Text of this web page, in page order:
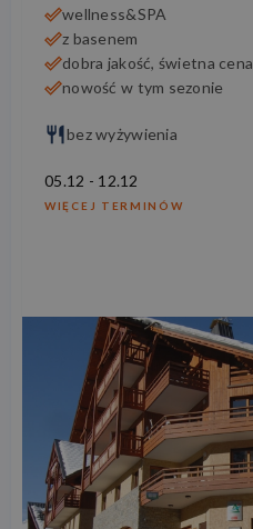
wellness&SPA
z basenem
dobra jakość, świetna cena
nowość w tym sezonie
bez wyżywienia
05.12 - 12.12
WIĘCEJ TERMINÓW